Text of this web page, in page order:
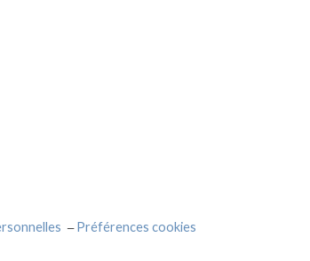
Préférences cookies